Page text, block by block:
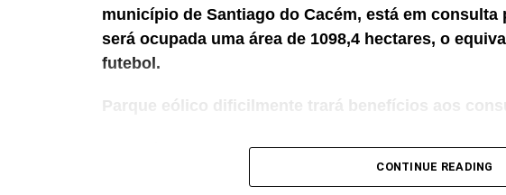
município de Santiago do Cacém, está em
será ocupada uma área de 1098,4 hectares, o
futebol.
Parque eólico dificilmente trará benefícios aos
Segundo o promotor, a Hyperion Renewables Sines,
uma Unidade de Produção para Autoconsumo (UPAC)
CONTINUE READING